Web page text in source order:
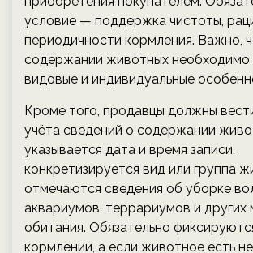
условие — поддержка чистоты,
периодичности кормления. Важно,
содержании животных необходимо
видовые и индивидуальные
Кроме того, продавцы должны
учёта сведений о содержании
указывается дата и время записи,
конкретизируется вид или группа
отмечаются сведения об уборке
аквариумов, террариумов и других
обитания. Обязательно
кормлении, а если животное есть